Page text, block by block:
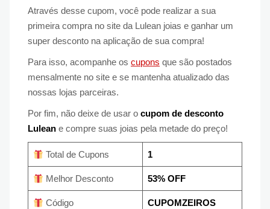
Através desse cupom, você pode realizar a sua
primeira compra no site da Lulean joias e ganhar um
super desconto na aplicação de sua compra!
Para isso, acompanhe os cupons que são postados
mensalmente no site e se mantenha atualizado das
nossas lojas parceiras.
Por fim, não deixe de usar o cupom de desconto
Lulean e compre suas joias pela metade do preço!
Total de Cupons 1
Melhor Desconto 53% OFF
Código CUPOMZEIROS